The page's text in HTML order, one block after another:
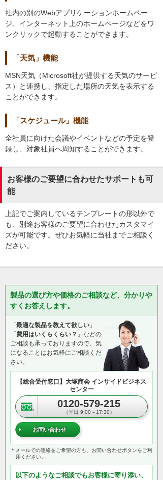
社内の別のWebアプリケーションホームペー
ジ、インターネット上のホームページなどをワ
ンクリックで起動することができます。
「天気」機能
MSN天気（Microsoft社が提供する天気のサービ
ス）と連携し、指定した場所の天気を表示する
ことができます。
「スケジュール」機能
全社員に向けた会議やイベントなどの予定を登
録し、対象社員へ周知することができます。
お客様のご要望に合わせたサポートも可
能
上記でご案内しているテンプレートの形以外で
も、別途お客様のご要望に合わせたカスタマイ
ズが可能です。ぜひお気軽に当社までご相談く
ださい。
製品の選び方や価格のご相談など、分かりや
すくお答えします。
「 最適な製品を教えて欲しい 」
「 費用はいくらくらい？ 」などの
ご相談も承っておりますので、気
になることはお気軽にご相談くだ
さい。
【総合受付窓口】大塚商会 インサイドビジネス
センター
0120-579-215
（平日 9:00～17:30）
お問い合わせ
＊メールでの連絡をご希望の方も、お問い合わせボタンをご利
用ください。
以下のようなご相談でもお客様に寄り添い、